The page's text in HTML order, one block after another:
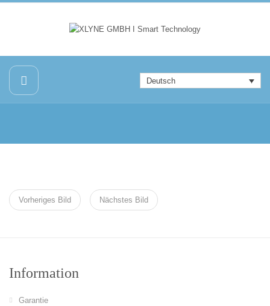
Deutsch
Vorheriges Bild Nächstes Bild
Information
Garantie